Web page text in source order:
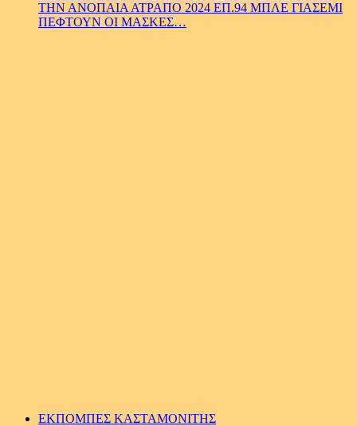
ΤΗΝ ΑΝΟΠΑΙΑ ΑΤΡΑΠΟ 2024 ΕΠ.94 ΜΠΛΕ ΓΙΑΣΕΜΙ
ΠΕΦΤΟΥΝ ΟΙ ΜΑΣΚΕΣ…
ΕΚΠΟΜΠΕΣ ΚΑΣΤΑΜΟΝΙΤΗΣ